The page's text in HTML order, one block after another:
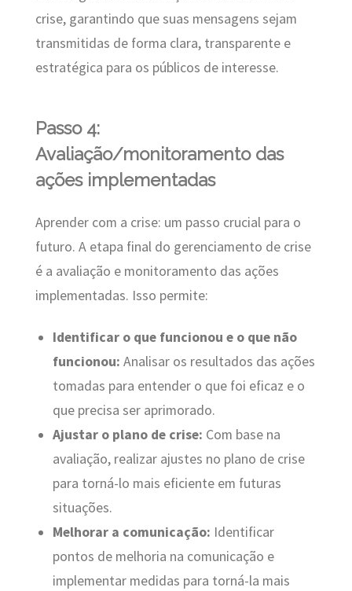
crise, garantindo que suas mensagens sejam
transmitidas de forma clara, transparente e
estratégica para os públicos de interesse.
Passo 4:
Avaliação/monitoramento das
ações implementadas
Aprender com a crise: um passo crucial para o
futuro. A etapa final do gerenciamento de crise
é a avaliação e monitoramento das ações
implementadas. Isso permite:
Identificar o que funcionou e o que não
funcionou: Analisar os resultados das ações
tomadas para entender o que foi eficaz e o
que precisa ser aprimorado.
Ajustar o plano de crise: Com base na
avaliação, realizar ajustes no plano de crise
para torná-lo mais eficiente em futuras
situações.
Melhorar a comunicação: Identificar
pontos de melhoria na comunicação e
implementar medidas para torná-la mais